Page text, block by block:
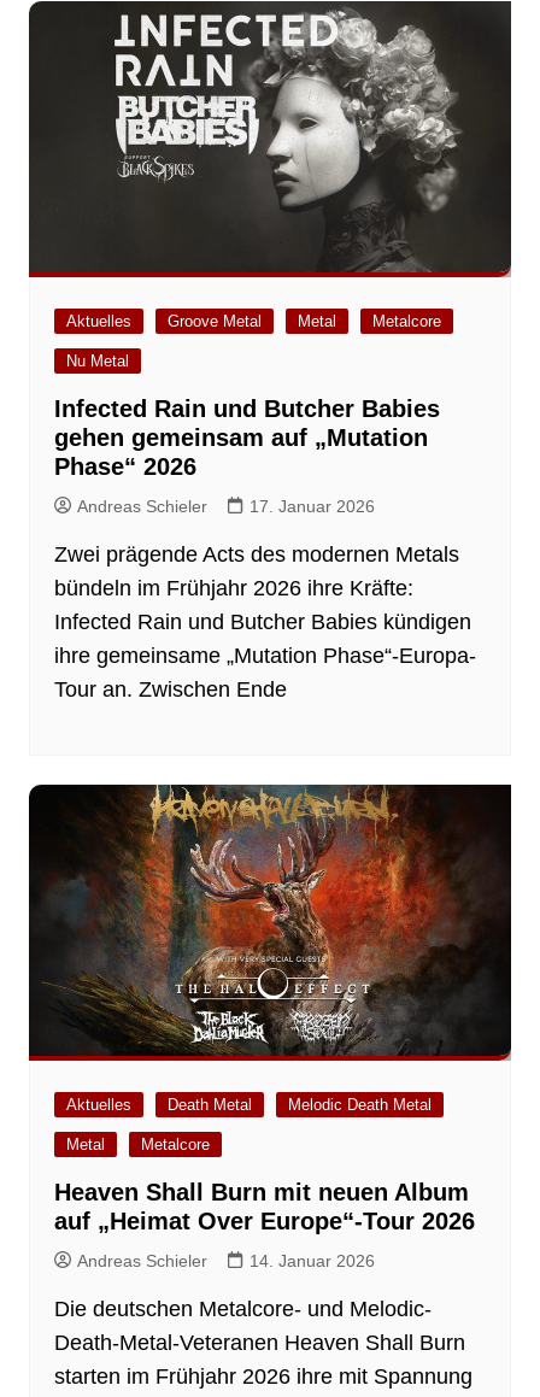
Aktuelles Groove Metal Metal Metalcore
Nu Metal
Infected Rain und Butcher Babies
gehen gemeinsam auf „Mutation
Phase“ 2026
Andreas Schieler 17. Januar 2026
Zwei prägende Acts des modernen Metals
bündeln im Frühjahr 2026 ihre Kräfte:
Infected Rain und Butcher Babies kündigen
ihre gemeinsame „Mutation Phase“-Europa-
Tour an. Zwischen Ende
Aktuelles Death Metal Melodic Death Metal
Metal Metalcore
Heaven Shall Burn mit neuen Album
auf „Heimat Over Europe“-Tour 2026
Andreas Schieler 14. Januar 2026
Die deutschen Metalcore- und Melodic-
Death-Metal-Veteranen Heaven Shall Burn
starten im Frühjahr 2026 ihre mit Spannung